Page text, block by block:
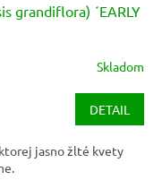
grandiflora) ´EARLY
Skladom
DETAIL
jasno žlté kvety